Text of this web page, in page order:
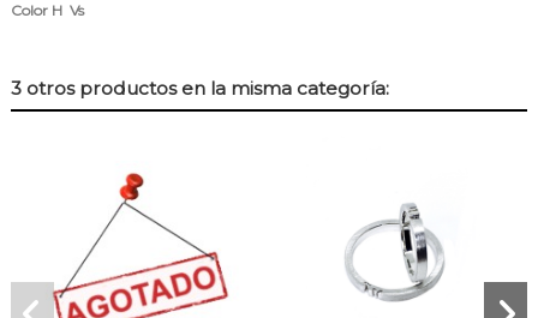
Color H Vs
3 otros productos en la misma categoría: